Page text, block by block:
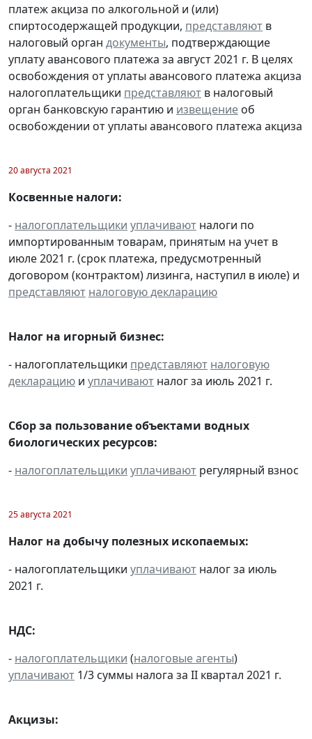
платеж акциза по алкогольной и (или)
спиртосодержащей продукции, представляют в
налоговый орган документы, подтверждающие
уплату авансового платежа за август 2021 г. В целях
освобождения от уплаты авансового платежа акциза
налогоплательщики представляют в налоговый
орган банковскую гарантию и извещение об
освобождении от уплаты авансового платежа акциза
20 августа 2021
Косвенные налоги:
- налогоплательщики уплачивают налоги по
импортированным товарам, принятым на учет в
июле 2021 г. (срок платежа, предусмотренный
договором (контрактом) лизинга, наступил в июле) и
представляют налоговую декларацию
Налог на игорный бизнес:
- налогоплательщики представляют налоговую
декларацию и уплачивают налог за июль 2021 г.
Сбор за пользование объектами водных
биологических ресурсов:
- налогоплательщики уплачивают регулярный взнос
25 августа 2021
Налог на добычу полезных ископаемых:
- налогоплательщики уплачивают налог за июль
2021 г.
НДС:
- налогоплательщики (налоговые агенты)
уплачивают 1/3 суммы налога за II квартал 2021 г.
Акцизы: